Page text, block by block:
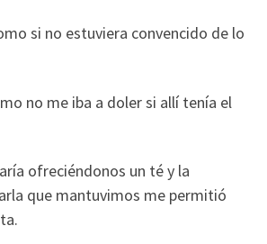
si no estuviera convencido de lo
no me iba a doler si allí tenía el
ofreciéndonos un té y la
que mantuvimos me permitió